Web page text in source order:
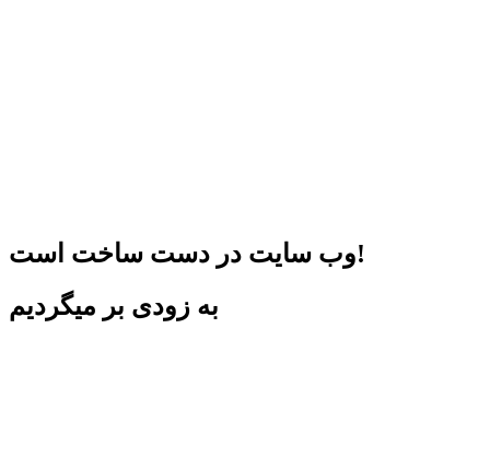
وب سایت در دست ساخت است!
به زودی بر میگردیم